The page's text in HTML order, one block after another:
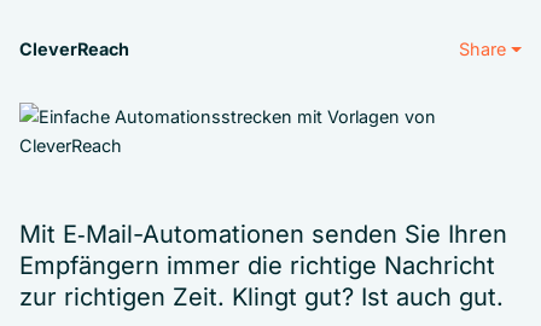
CleverReach Share
Mit E‑Mail-Automationen senden Sie Ihren
Empfängern immer die richtige Nachricht
zur richtigen Zeit. Klingt gut? Ist auch gut.